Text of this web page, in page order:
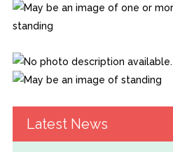
Latest News